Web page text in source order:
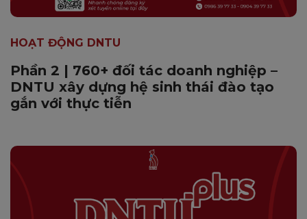
HOẠT ĐỘNG DNTU
Phần 2 | 760+ đối tác doanh nghiệp –
DNTU xây dựng hệ sinh thái đào tạo
gắn với thực tiễn